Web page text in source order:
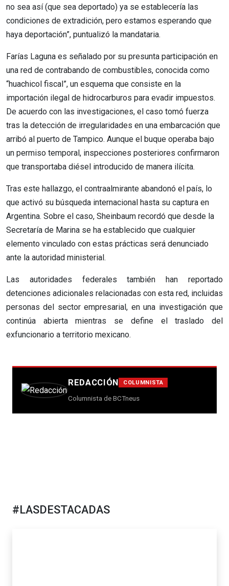
no sea así (que sea deportado) ya se establecería las
condiciones de extradición, pero estamos esperando que
haya deportación”, puntualizó la mandataria.
Farías Laguna es señalado por su presunta participación en
una red de contrabando de combustibles, conocida como
“huachicol fiscal”, un esquema que consiste en la
importación ilegal de hidrocarburos para evadir impuestos.
De acuerdo con las investigaciones, el caso tomó fuerza
tras la detección de irregularidades en una embarcación que
arribó al puerto de Tampico. Aunque el buque operaba bajo
un permiso temporal, inspecciones posteriores confirmaron
que transportaba diésel introducido de manera ilícita.
Tras este hallazgo, el contraalmirante abandonó el país, lo
que activó su búsqueda internacional hasta su captura en
Argentina. Sobre el caso, Sheinbaum recordó que desde la
Secretaría de Marina se ha establecido que cualquier
elemento vinculado con estas prácticas será denunciado
ante la autoridad ministerial.
Las autoridades federales también han reportado
detenciones adicionales relacionadas con esta red, incluidas
personas del sector empresarial, en una investigación que
continúa abierta mientras se define el traslado del
exfuncionario a territorio mexicano.
REDACCIÓN COLUMNISTA
Columnista de BCTneus
#LASDESTACADAS